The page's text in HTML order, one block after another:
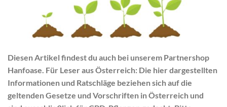
Diesen Artikel findest du auch bei unserem Partnershop
Hanfoase. Für Leser aus Österreich: Die hier dargestellten
Informationen und Ratschläge beziehen sich auf die
geltenden Gesetze und Vorschriften in Österreich und